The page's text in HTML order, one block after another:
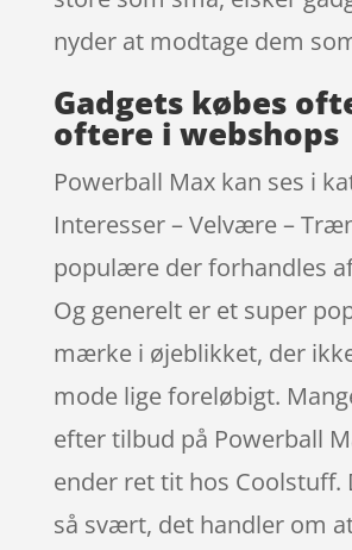
nyder at modtage dem
Gadgets købes
oftere i webshops
Powerball Max kan ses i
Interesser – Velvære –
populære der forhandles
Og generelt er et super
mærke i øjeblikket, der
mode lige foreløbigt.
efter tilbud på Powerball
ender ret tit hos Coolstuff.
så svært, det handler om